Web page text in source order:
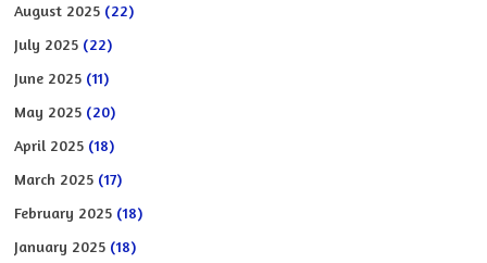
August 2025 (22)
July 2025 (22)
June 2025 (11)
May 2025 (20)
April 2025 (18)
March 2025 (17)
February 2025 (18)
January 2025 (18)